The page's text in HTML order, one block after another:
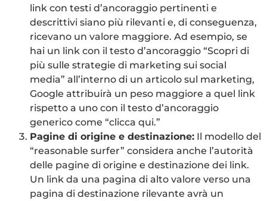
link con testi d’ancoraggio pertinenti e
descrittivi siano più rilevanti e, di conseguenza,
ricevano un valore maggiore. Ad esempio, se
hai un link con il testo d’ancoraggio “Scopri di
più sulle strategie di marketing sui social
media” all’interno di un articolo sul marketing,
Google attribuirà un peso maggiore a quel link
rispetto a uno con il testo d’ancoraggio
generico come “clicca qui.”
Pagine di origine e destinazione: Il modello del
“reasonable surfer” considera anche l’autorità
delle pagine di origine e destinazione dei link.
Un link da una pagina di alto valore verso una
pagina di destinazione rilevante avrà un